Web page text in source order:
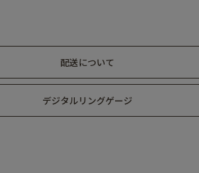
配送について
デジタルリングゲージ